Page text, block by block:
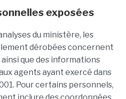
exposées
du ministère, les
dérobées concernent
que des informations
agents ayant exercé dans
Pour certains personnels,